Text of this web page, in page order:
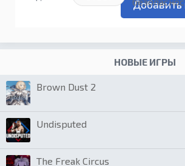
НОВЫЕ ИГРЫ
Brown Dust 2
Undisputed
The Freak Circus